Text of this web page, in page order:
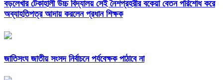
বড়লেখার টেকাহালী উচ্চ বিদ্যালয় সেই নৈশপ্রহরীর বকেয়া বেতন পরিশোধ করে
অব্যাহতিপত্র আদায় করলেন প্রধান শিক্ষক
জাতিসংঘ জাতীয় সংসদ নির্বাচনে পর্যবেক্ষক পাঠাবে না